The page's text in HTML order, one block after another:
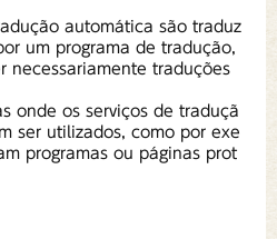
automática são traduz
um programa de tradução,
necessariamente traduções
onde os serviços de traduçã
ser utilizados, como por exe
programas ou páginas prot